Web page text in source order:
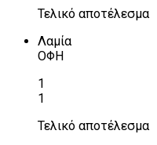
Τελικό αποτέλεσμα
Λαμία
ΟΦΗ
1
1
Τελικό αποτέλεσμα